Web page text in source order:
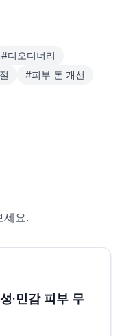
#디오디너리
#피부 톤 개선
세요.
·민감 피부 무